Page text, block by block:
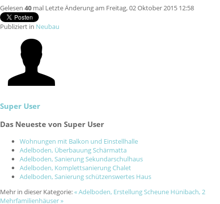
Gelesen 40 mal Letzte Änderung am Freitag, 02 Oktober 2015 12:58
Publiziert in Neubau
Super User
Das Neueste von Super User
Wohnungen mit Balkon und Einstellhalle
Adelboden, Überbauung Schärmatta
Adelboden, Sanierung Sekundarschulhaus
Adelboden, Komplettsanierung Chalet
Adelboden, Sanierung schützenswertes Haus
Mehr in dieser Kategorie:« Adelboden, Erstellung Scheune Hünibach, 2
Mehrfamilienhäuser »